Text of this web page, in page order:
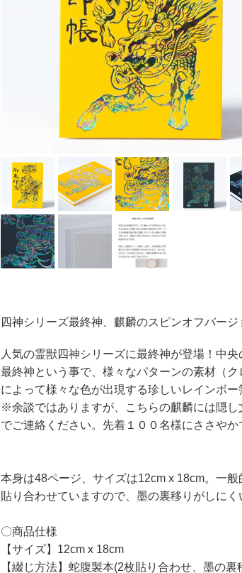
四神シリーズ最終神、麒麟のスピンオフバー
人気の霊獣四神シリーズに最終神が登場！中
最終神という事で、様々なパターンの素材（
によって様々な色が出現する珍しいレインボー
※余談ではありますが、こちらの麒麟には隠
でご連絡ください。先着１００名様にささや
本身は48ページ、サイズは12cm x 18cm。一
貼り合わせていますので、墨の裏移りがしにく
〇商品仕様
【サイズ】12cm x 18cm
【綴じ方法】蛇腹製本(2枚貼り合わせ、墨の